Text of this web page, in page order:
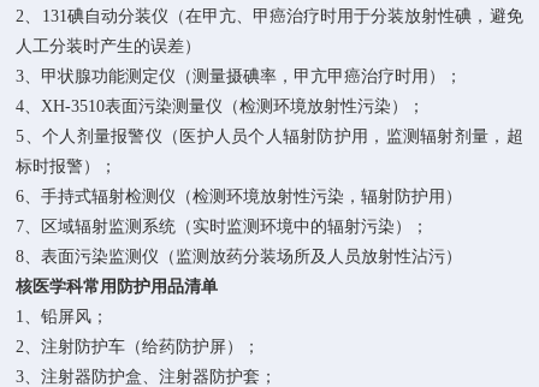
2、131碘自动分装仪（在甲亢、甲癌治疗时用于分装放射性碘，避免
人工分装时产生的误差）
3、甲状腺功能测定仪（测量摄碘率，甲亢甲癌治疗时用）；
4、XH-3510表面污染测量仪（检测环境放射性污染）；
5、个人剂量报警仪（医护人员个人辐射防护用，监测辐射剂量，超
标时报警）；
6、手持式辐射检测仪（检测环境放射性污染，辐射防护用）
7、区域辐射监测系统（实时监测环境中的辐射污染）；
8、表面污染监测仪（监测放药分装场所及人员放射性沾污）
核医学科常用防护用品清单
1、铅屏风；
2、注射防护车（给药防护屏）；
3、注射器防护盒、注射器防护套；